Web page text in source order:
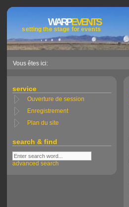
WARPEVENTS
setting the stage for events
Vous êtes ici:
service
Ouverture de session
Enregistrement
Plan du site
search & find
advanced search